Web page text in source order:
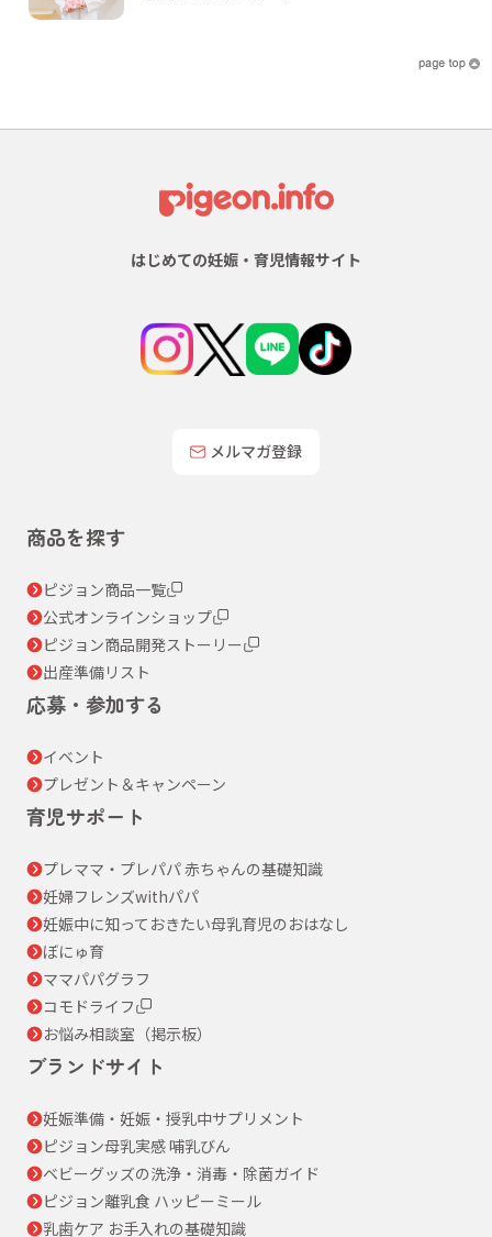
はじめての妊娠・育児情報サイト
メルマガ登録
商品を探す
ピジョン商品一覧
公式オンラインショップ
ピジョン商品開発ストーリー
出産準備リスト
応募・参加する
イベント
プレゼント＆キャンペーン
育児サポート
プレママ・プレパパ 赤ちゃんの基礎知識
妊婦フレンズwithパパ
妊娠中に知っておきたい母乳育児のおはなし
ぼにゅ育
ママパパグラフ
コモドライフ
お悩み相談室（掲示板）
ブランドサイト
妊娠準備・妊娠・授乳中サプリメント
ピジョン母乳実感 哺乳びん
ベビーグッズの洗浄・消毒・除菌ガイド
ピジョン離乳食 ハッピーミール
乳歯ケア お手入れの基礎知識